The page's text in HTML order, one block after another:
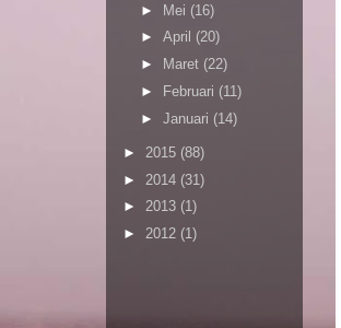
► Mei (16)
► April (20)
►
Maret (22)
►
Februari (11)
► Januari (14)
► 2015 (88)
► 2014 (31)
► 2013 (1)
► 2012 (1)